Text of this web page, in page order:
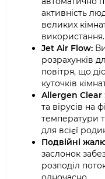
активність
великих
використання.
Jet Air Flow:
розрахунків
повітря, що
куточків
Allergen Clear
та вірусів на
температури
для всієї
Подвійні
заслонок
розподіл